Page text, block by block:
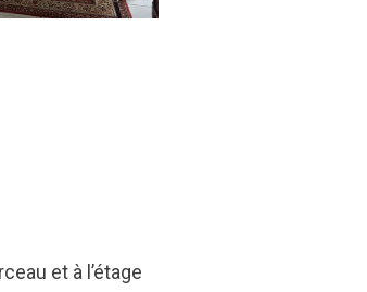
et à l’étage